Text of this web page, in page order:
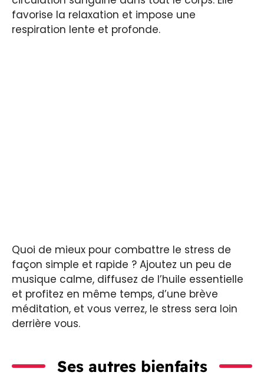
favorise la relaxation et impose une
respiration lente et profonde.
Quoi de mieux pour combattre le stress de
façon simple et rapide ? Ajoutez un peu de
musique calme, diffusez de l’huile essentielle
et profitez en même temps, d’une brève
méditation, et vous verrez, le stress sera loin
derrière vous.
Ses autres bienfaits